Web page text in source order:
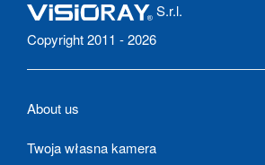
S.r.l.
Copyright 2011 - 2026
About us
Twoja własna kamera